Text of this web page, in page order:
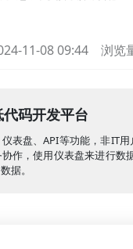
11-08 09:44 浏览
码开发平台
表盘、API等功能，非IT
作，使用仪表盘来进行数
据。